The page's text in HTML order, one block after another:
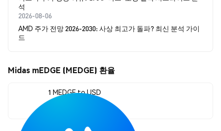
석
2026-08-06
AMD 주가 전망 2026-2030: 사상 최고가 돌파? 최신 분석 가이
드
Midas mEDGE (MEDGE) 환율
1 MEDGE to USD